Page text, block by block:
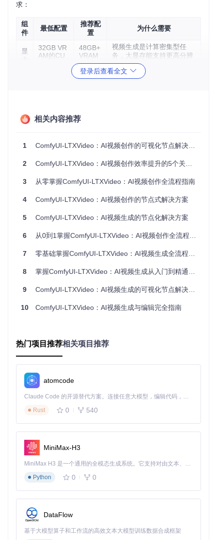
求：
组
件
最低配置
推荐配
置
为什么需要
显
32GB VR
AM的CU
48GB+
VRAM
专业卡
视频生成是计算密集型任
务，大显存能支持更高分辨
率和更长视频
存放模型文件（约50GB）
P
U
8核处理
器
以上
存
统内存
内存
免内存瓶颈
软件环境准备
在开始安装前，请确保你的系统已具备：
Python 3.8及以上版本（推荐3.10，兼容性最佳）
pip包管理工具（用于安装依赖）
的驱动可能导致模型加载失败或性能下降。
安装篇：三步搞定插件部署
方法一：ComfyUI Manager安装（推荐新手）
1️⃣ 启动ComfyUI，点击界面上方的"Manager"按钮（或直接按
3️⃣ 在搜索框输入"LTXVideo"，找到对应插件后点击"Install"
示安装成功
方法二：手动安装（适合技术进阶用户）
1️⃣ 打开终端，导航到ComfyUI的custom-nodes目录：
3️⃣ 安装依赖包：
cd ComfyUI-LTXVideo
登录后查看全文
相关内容推荐
1 ComfyUI-LTXVideo：AI视频创作的可视化节点解决方案
2 ComfyUI-LTXVideo：AI视频创作效率提升的5个关键维度
3 从零掌握ComfyUI-LTXVideo：AI视频创作全流程指南
4 ComfyUI-LTXVideo：AI视频创作的节点式解决方案
5 ComfyUI-LTXVideo：AI视频生成的节点化解决方案
6 从0到1掌握ComfyUI-LTXVideo：AI视频创作全流程实践指南
7 零基础掌握ComfyUI-LTXVideo：AI视频生成全流程指南
8 掌握ComfyUI-LTXVideo：AI视频生成从入门到精通的实战指南
9 ComfyUI-LTXVideo：AI视频生成的可视化节点解决方案
10 ComfyUI-LTXVideo：AI视频生成与编辑完全指南
热门项目推荐相关项目推荐
atomcode
Claude Code 的开源替代方案。连接任意大模型，编辑代码，运行命令，自动验证 — 全自动执行。用 Rust 构建，极致性能。 ｜ An open-source alternative to Claude Code. Connect any LLM, edit code, run commands, and verify changes — autonomously. Built in Rust for speed. Get Started
Rust
0 540
MiniMax-H3
MiniMax H3 是一个通用的全模态生成系统。它支持对由文本、图像、视频和音频组成的多模态上下文进行统一理解，并能生成分辨率高达 2K、时长可达 15 秒的带原生立体声音频的视频。得益于面向任务泛化的系统设计，H3 在预训练阶段就已具备广泛的多模态上下文理解与生成能力，能够出色地执行复杂的多模态指令。
Python
0 0
DataFlow
基于大模型算子和工作流的高效文本大模型训练数据合成框架